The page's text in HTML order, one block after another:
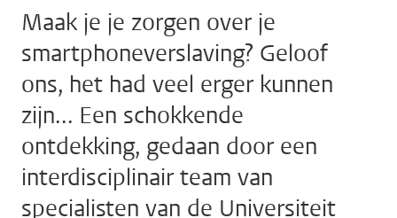
Maak je je zorgen over je
smartphoneverslaving? Geloof
ons, het had veel erger kunnen
zijn... Een schokkende
ontdekking, gedaan door een
interdisciplinair team van
specialisten van de Universiteit